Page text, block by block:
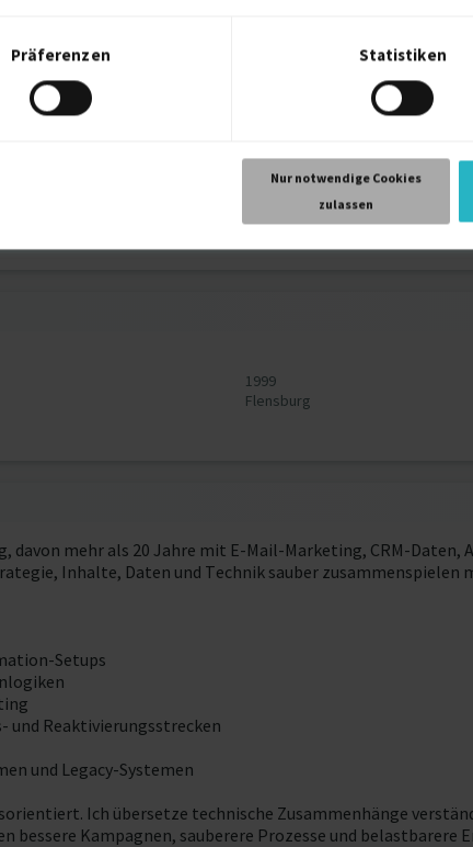
Präferenzen Statistiken
Nur notwendige Cookies
zulassen
von Virginia O'Connor
1999
Flensburg
davon mehr als 20 Jahre mit E-Mail-Marketing, CRM-
Inhalte, Daten und Technik sauber zusammenspielen
Setups
und Reaktivierungsstrecken
und Legacy-Systemen
Ich übersetze technische Zusammenhänge
bessere Kampagnen, sauberere Prozesse und belastbarere